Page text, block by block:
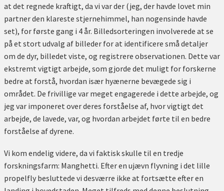
at det regnede kraftigt, da vi var der (jeg, der havde lovet min
partner den klareste stjernehimmel, han nogensinde havde
set), for første gang i 4 år. Billedsorteringen involverede at se
på et stort udvalg af billeder for at identificere små detaljer
om de dyr, billedet viste, og registrere observationen. Dette var
ekstremt vigtigt arbejde, som gjorde det muligt for forskerne
bedre at forstå, hvordan især hyænerne bevægede sig i
området. De frivillige var meget engagerede i dette arbejde, og
jeg var imponeret over deres forståelse af, hvor vigtigt det
arbejde, de lavede, var, og hvordan arbejdet førte til en bedre
forståelse af dyrene.
Vi kom endelig videre, da vi faktisk skulle til en tredje
forskningsfarm: Manghetti. Efter en ujævn flyvning i det lille
propelfly besluttede vi desværre ikke at fortsætte efter en